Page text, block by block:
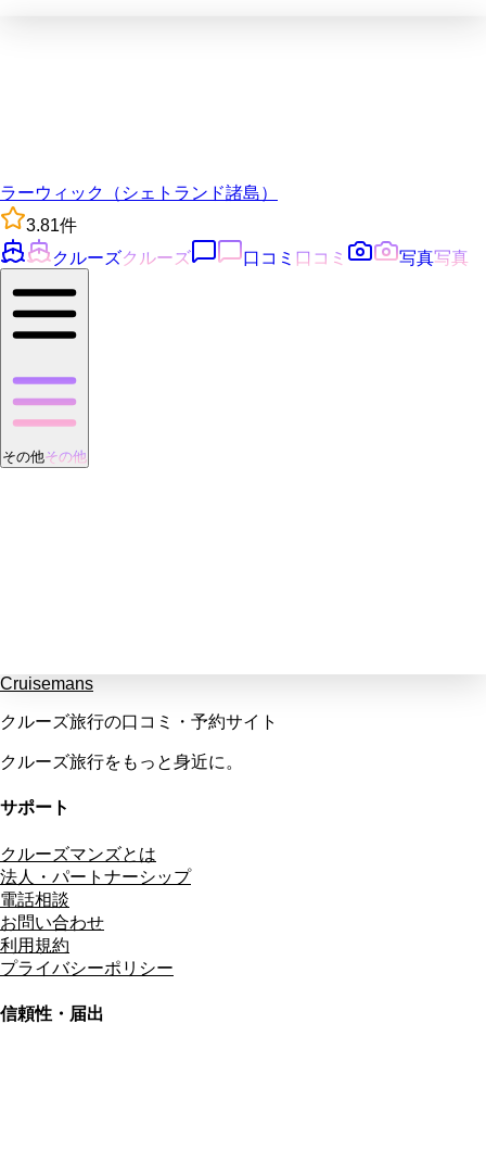
ラーウィック（シェトランド諸島）
3.81件
クルーズクルーズ 口コミ 口コミ 写真写真
その他その他
Cruisemans
クルーズ旅行の口コミ・予約サイト
クルーズ旅行をもっと身近に。
サポート
クルーズマンズとは
法人・パートナーシップ
電話相談
お問い合わせ
利用規約
プライバシーポリシー
信頼性・届出